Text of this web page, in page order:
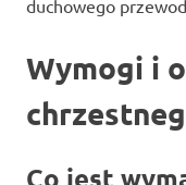
duchowego
Wymogi i
Co jest